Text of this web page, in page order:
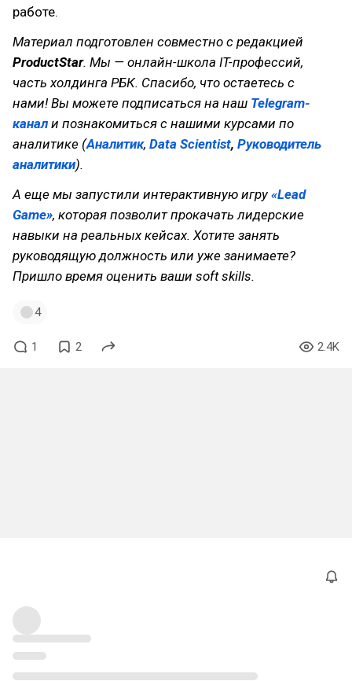
работе.
Материал подготовлен совместно с редакцией
ProductStar. Мы — онлайн-школа IT-профессий,
часть холдинга РБК. Спасибо, что остаетесь с
нами! Вы можете подписаться на наш Telegram-
канал и познакомиться с нашими курсами по
аналитике (Аналитик, Data Scientist, Руководитель
аналитики).
А еще мы запустили интерактивную игру«Lead
Game», которая позволит прокачать лидерские
навыки на реальных кейсах. Хотите занять
руководящую должность или уже занимаете?
Пришло время оценить ваши soft skills.
4
1 2 2.4K